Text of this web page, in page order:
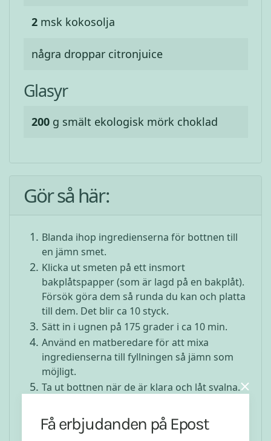
2 msk kokosolja
några droppar citronjuice
Glasyr
200 g smält ekologisk mörk choklad
Gör så här:
Blanda ihop ingredienserna för bottnen till
en jämn smet.
Klicka ut smeten på ett insmort
bakplåtspapper (som är lagd på en bakplåt).
Försök göra dem så runda du kan och platta
till dem. Det blir ca 10 styck.
Sätt in i ugnen på 175 grader i ca 10 min.
Använd en matberedare för att mixa
ingredienserna till fyllningen så jämn som
möjligt.
Ta ut bottnen när de är klara och låt svalna.
In med dem i frysen en stund så det blir
lättare att doppa dem i chokladen.
Få erbjudanden på Epost